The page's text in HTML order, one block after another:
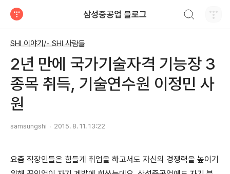
삼성중공업 블로그
SHI 이야기/- SHI 사람들
2년 만에 국가기술자격 기능장 3
종목 취득, 기술연수원 이정민 사
원
samsungshi 2015. 8. 11. 13:22
요즘 직장인들은 힘들게 취업을 하고서도 자신의 경쟁력을 높이기